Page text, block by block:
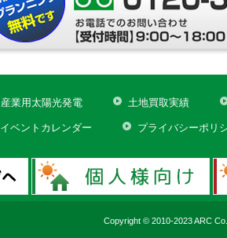
産業用太陽光発電 土地買取実績
イベントカレンダー プライバシーポリ
Copyright © 2010-2023 ARC